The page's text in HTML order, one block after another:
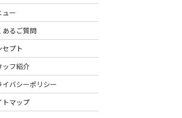
ュー
あるご質問
セプト
ッフ紹介
イバシーポリシー
トマップ